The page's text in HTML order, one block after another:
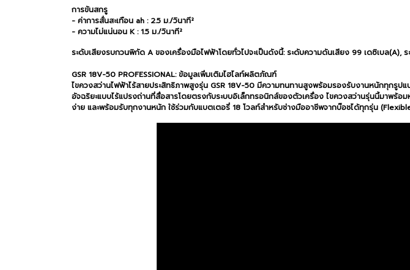
การขันสกรู
- ค่าการสั่นสะเทือน ah : 2.5 ม./วินาที²
- ความไม่แน่นอน K : 1.5 ม./วินาที²
ระดับเสียงรบกวนพิกัด A ของเครื่องมือไฟฟ้าโดยทั่วไปจะเป็นดังนี้: ระดับความดันเสียง 99 เดซิเบล(A),
GSR 18V-50 PROFESSIONAL: ข้อมูลเพิ่มเติมไฮไลท์ผลิตภัณฑ์
ไขควงสว่านไฟฟ้าไร้สายประสิทธิภาพสูงรุ่น GSR 18V-50 มีความทนทานสูงพร้อมรองรับงานหนักทุกรูปแ
อัจฉริยะแบบไร้แปรงถ่านที่สื่อสารโดยตรงกับระบบอิเล็กทรอนิกส์ของตัวเครื่อง ไขควงสว่านรุ่นนี้มาพร้
ง่าย และพร้อมรับทุกงานหนัก ใช้ร่วมกับแบตเตอรี่ 18 โวลท์สำหรับช่างมืออาชีพจากบ๊อชได้ทุกรุ่น